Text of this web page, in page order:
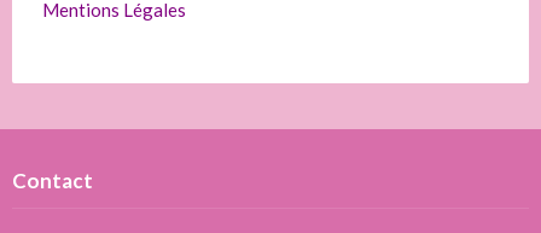
Mentions Légales
Contact